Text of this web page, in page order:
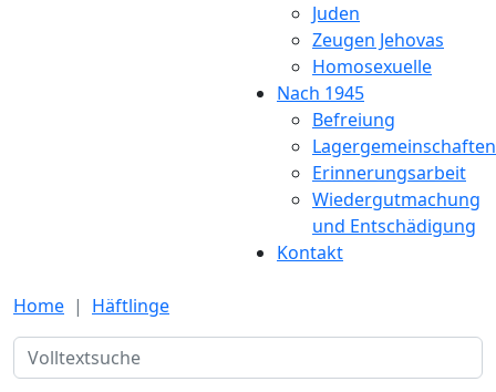
Juden
Zeugen Jehovas
Homosexuelle
Nach 1945
Befreiung
Lagergemeinschaften
Erinnerungsarbeit
Wiedergutmachung
und Entschädigung
Kontakt
Home
Häftlinge
Suche